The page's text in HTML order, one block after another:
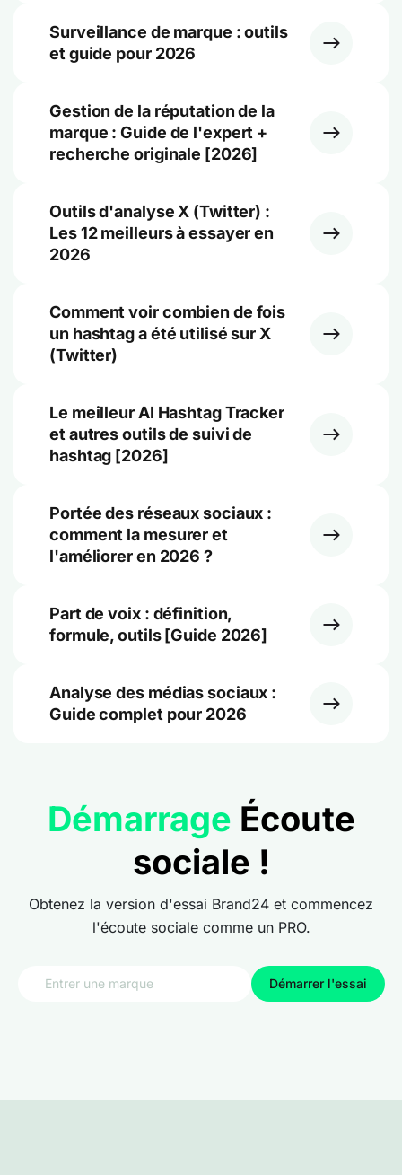
Surveillance de marque : outils
et guide pour 2026
Gestion de la réputation de la
marque : Guide de l'expert +
recherche originale [2026]
Outils d'analyse X (Twitter) :
Les 12 meilleurs à essayer en
2026
Comment voir combien de fois
un hashtag a été utilisé sur X
(Twitter)
Le meilleur AI Hashtag Tracker
et autres outils de suivi de
hashtag [2026]
Portée des réseaux sociaux :
comment la mesurer et
l'améliorer en 2026 ?
Part de voix : définition,
formule, outils [Guide 2026]
Analyse des médias sociaux :
Guide complet pour 2026
Démarrage Écoute
sociale !
Obtenez la version d'essai Brand24 et commencez
l'écoute sociale comme un PRO.
Démarrer l'essai